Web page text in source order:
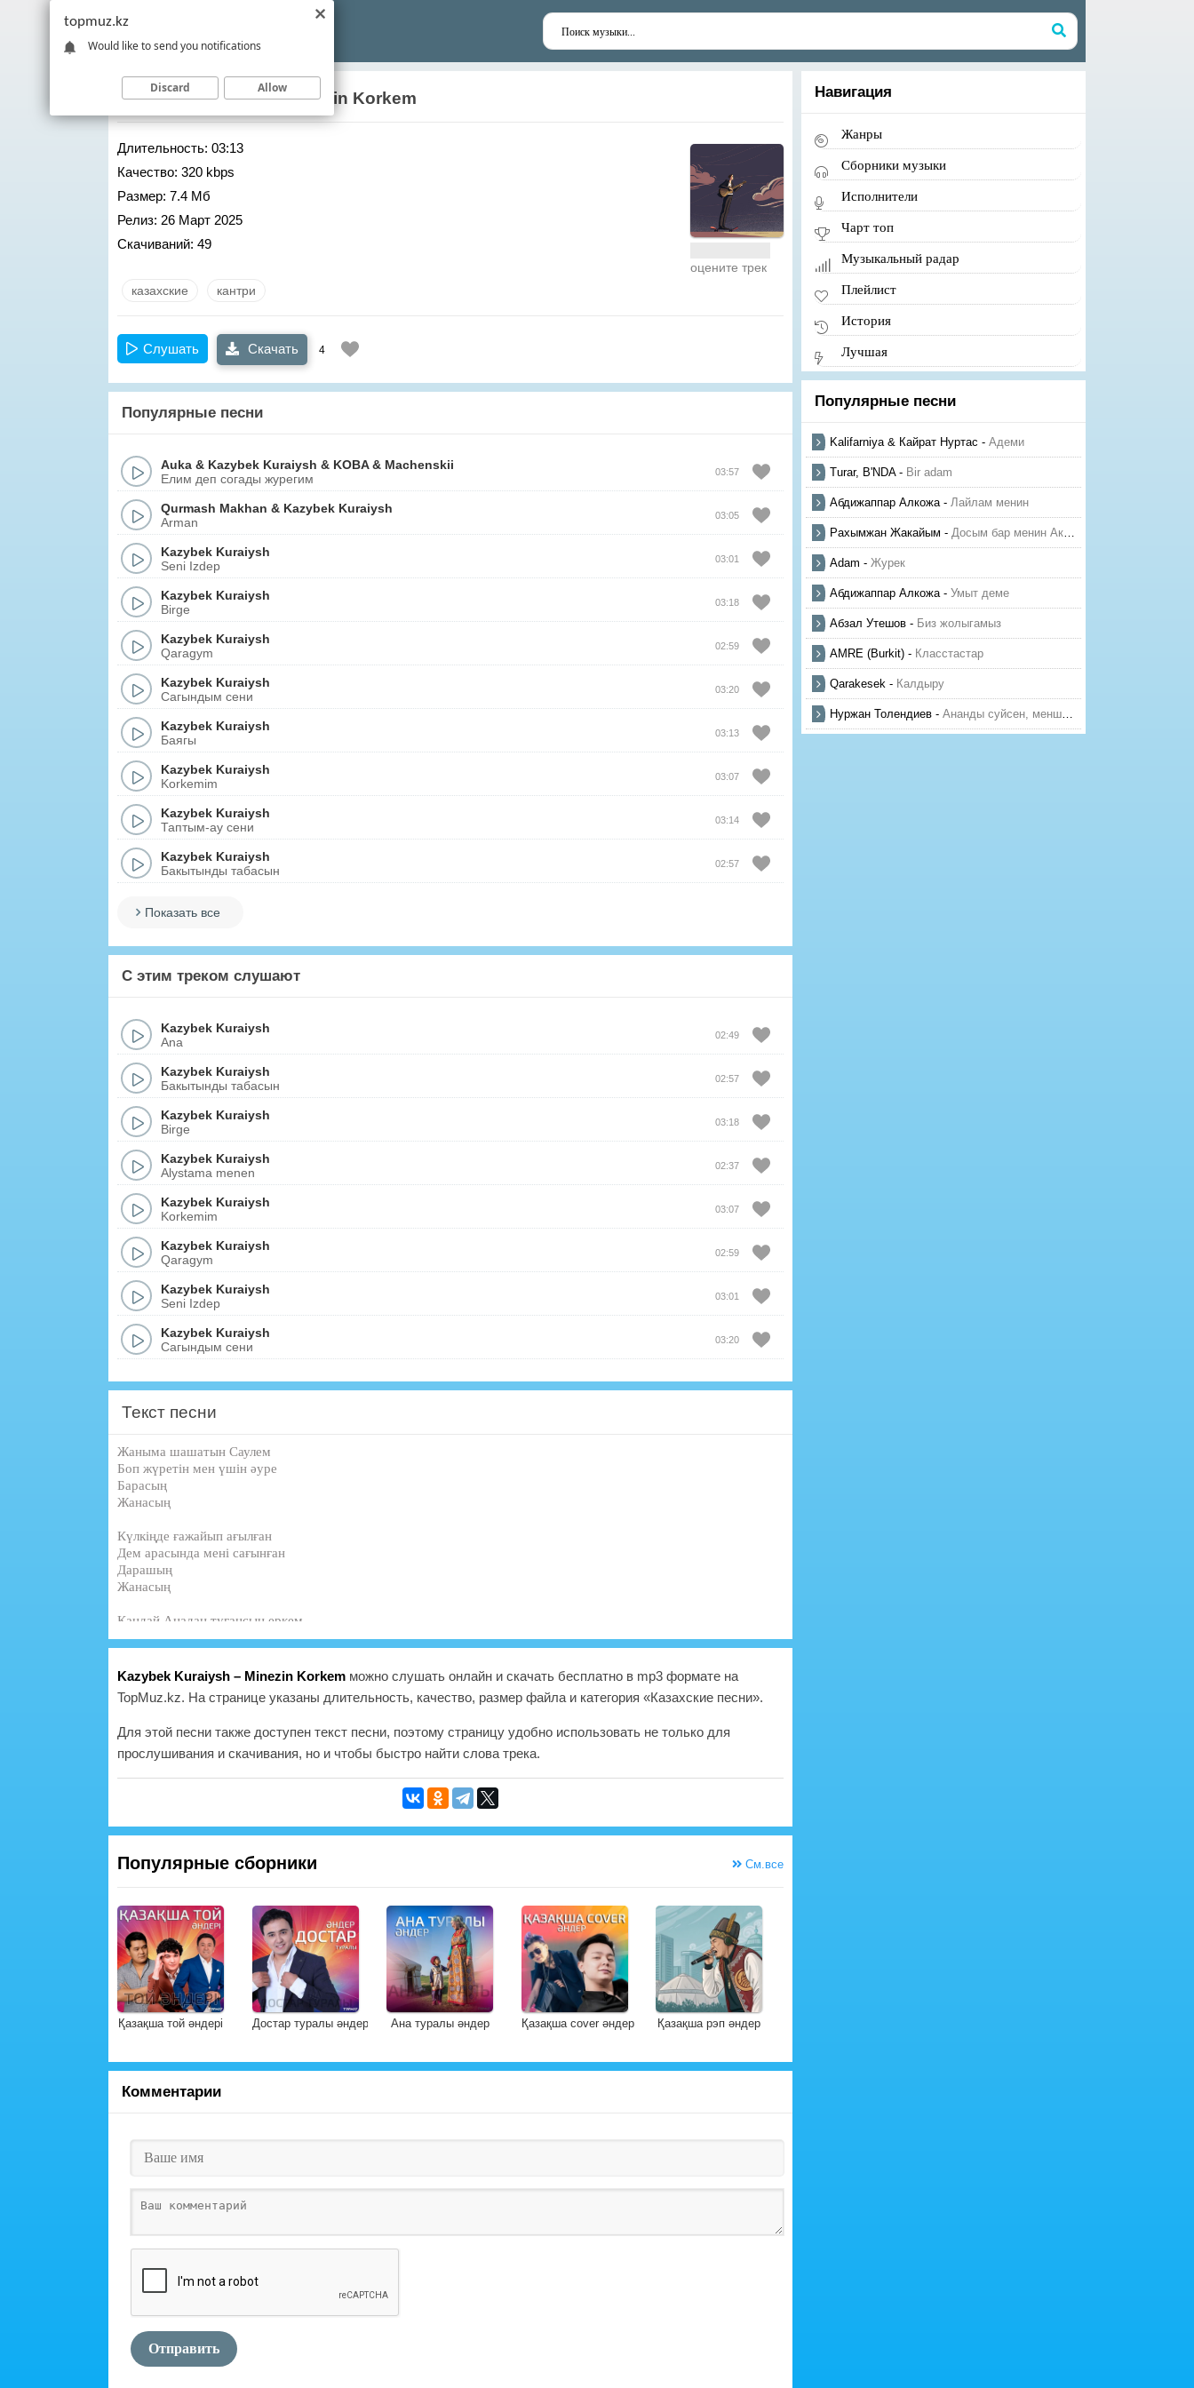
Kazybek Kuraiysh– Minezin Korkem
Длительность: 03:13
Качество: 320 kbps
Размер: 7.4 Мб
Релиз: 26 Март 2025
Скачиваний: 49
оцените трек
казахские кантри
Слушать Скачать 4
Популярные песни
Auka & Kazybek Kuraiysh & KOBA& Machenskii
Елим деп согады журегим
03:57
Qurmash Makhan & Kazybek Kuraiysh
Arman
03:05
Kazybek Kuraiysh
Seni Izdep
03:01
Kazybek Kuraiysh
Birge
03:18
Kazybek Kuraiysh
Qaragym
02:59
Kazybek Kuraiysh
Сагындым сени
03:20
Kazybek Kuraiysh
Баягы
03:13
Kazybek Kuraiysh
Korkemim
03:07
Kazybek Kuraiysh
Таптым-ау сени
03:14
Kazybek Kuraiysh
Бакытынды табасын
02:57
Показать все
С этим треком слушают
Kazybek Kuraiysh
Ana
02:49
Kazybek Kuraiysh
Бакытынды табасын
02:57
Kazybek Kuraiysh
Birge
03:18
Kazybek Kuraiysh
Alystama menen
02:37
Kazybek Kuraiysh
Korkemim
03:07
Kazybek Kuraiysh
Qaragym
02:59
Kazybek Kuraiysh
Seni Izdep
03:01
Kazybek Kuraiysh
Сагындым сени
03:20
Текст песни
Жаныма шашатын Саулем
Боп жүретін мен үшін әуре
Барасың
Жанасың
Күлкіңде ғажайып ағылған
Дем арасында мені сағынған
Дарашың
Жанасың
Қандай Анадан туғансың еркем
Мінезі көркем
Мінезі көркем
Ойларға мазасыз шағылған
Тасыдым ғашығым
Ең сұлу сезімндерден нәр алған
Қандай Анадан туғансың еркем
Мінезі көркем
Мінезі көркем
Қандай Анадан туғансың еркем
Мінезі көркем
Қандай Анадан туғансың еркем
Мінезі көркем
Kazybek Kuraiysh – Minezin Korkem можно слушать онлайн и скачать бесплатно в mp3 формате на
TopMuz.kz. На странице указаны длительность, качество, размер файла и категория «Казахские песни».
Для этой песни также доступен текст песни, поэтому страницу удобно использовать не только для
прослушивания и скачивания, но и чтобы быстро найти слова трека.
Популярные сборники См.все
Қазақша той әндері Достар туралы әндер Ана туралы әндер Қазақша cover әндер Қазақша рэп әндер
Комментарии
Отправить
Навигация
Жанры
Сборники музыки
Исполнители
Чарт топ
Музыкальный радар
Плейлист
История
Лучшая
Популярные песни
Kalifarniya & Кайрат Нуртас - Адеми
Turar, B'NDA- Bir adam
Абдижаппар Алкожа- Лайлам менин
Рахымжан Жакайым - Досым бар менин Актауда
Adam - Журек
Абдижаппар Алкожа- Умыт деме
Абзал Утешов - Биз жолыгамыз
AMRE (Burkit) - Класстастар
Qarakesek - Калдыру
Нуржан Толендиев - Ананды суйсен, менше суй
topmuz.kz
Would like to send you notifications
Discard Allow